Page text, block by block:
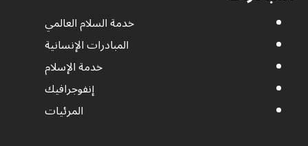
خدمة السلام العالمي
المبادرات الإنسانية
خدمة الإسلام
إنفوجرافيك
المرئيات